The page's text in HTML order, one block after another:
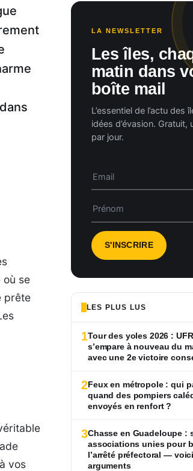
où se
prête
vos
LA NEWSLETTER
Les îles,
matin dans
boîte mail
L’essentiel de l’actu des
idées d’évasion. Gratuit,
par jour.
LES PLUS LUS
1Tour des yoles 2026 :
s’empare à nouveau du
avec une 2e victoire
2Feux en métropole : qui
quand des pompiers
envoyés en renfort ?
3Chasse en Guadeloupe :
associations unies pour
l’arrêté préfectoral —
arguments